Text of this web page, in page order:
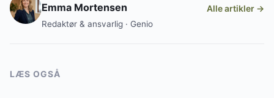
Emma Mortensen
Redaktør & ansvarlig · Genio
Alle artikler →
LÆS OGSÅ